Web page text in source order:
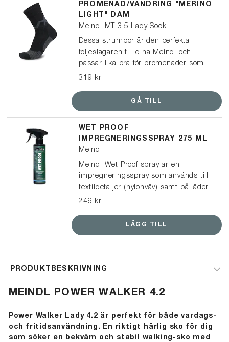
PROMENAD/VANDRING "MERINO
LIGHT" DAM
Meindl MT 3.5 Lady Sock
Dessa strumpor är den perfekta
följeslagaren till dina Meindl och
passar lika bra för promenader som
vandringar. En multifunktionell och lätt
merinoull och syntetiskt garn, vilket
balanserat klimat i dina skor.
319 kr
GÅ TILL
WET PROOF
IMPREGNERINGSSPRAY 275 ML
Meindl
Meindl Wet Proof spray är en
impregneringsspray som används till
textildetaljer (nylonväv) samt på läder
och mocka. Den är speciellt framtagen
från farliga flourkarboner/PFAS (PFC
249 kr
LÄGG TILL
PRODUKTBESKRIVNING
MEINDL POWER WALKER 4.2
Power Walker Lady 4.2 är perfekt för både vardags-
och fritidsanvändning. En riktigt härlig sko för dig
som söker en bekväm och stabil walking-sko med